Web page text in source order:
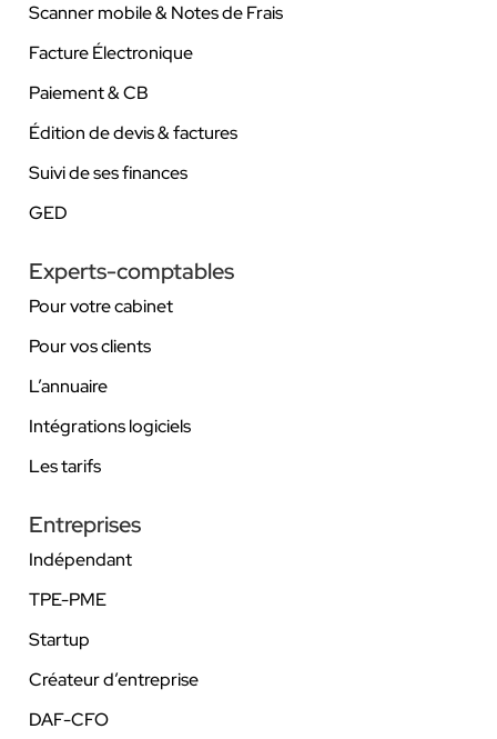
Scanner mobile & Notes de Frais
Facture Électronique
Paiement & CB
Édition de devis & factures
Suivi de ses finances
GED
Experts-comptables
Pour votre cabinet
Pour vos clients
L’annuaire
Intégrations logiciels
Les tarifs
Entreprises
Indépendant
TPE-PME
Startup
Créateur d’entreprise
DAF-CFO